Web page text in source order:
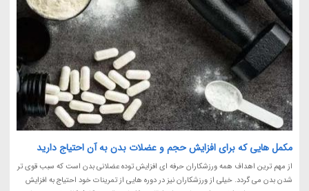
مکمل هایی که برای افزایش حجم و عضلات بدن به آن احتیاج دارید
از مهم ترین اهداف همه ورزشکاران حرفه ای افزایش توده عضلانی بدن است که سبب قوی تر
شدن بدن می گردد. خیلی از ورزشکاران نیز در دوره هایی از تمرینات خود احتیاج به افزایش